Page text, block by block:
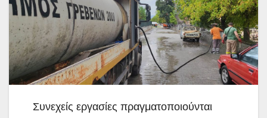
Συνεχείς εργασίες πραγματοποιούνται